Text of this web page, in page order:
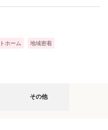
ホーム 地域密着
トの募集要項
集要項
その他